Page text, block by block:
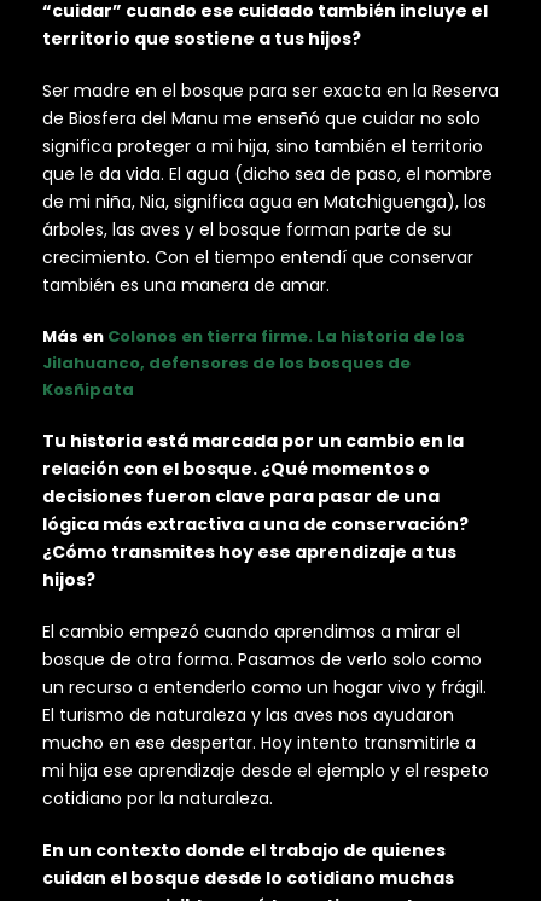
“cuidar” cuando ese cuidado también incluye el
territorio que sostiene a tus hijos?
Ser madre en el bosque para ser exacta en la Reserva
de Biosfera del Manu me enseñó que cuidar no solo
significa proteger a mi hija, sino también el territorio
que le da vida. El agua (dicho sea de paso, el nombre
de mi niña, Nia, significa agua en Matchiguenga), los
árboles, las aves y el bosque forman parte de su
crecimiento. Con el tiempo entendí que conservar
también es una manera de amar.
Más en Colonos en tierra firme. La historia de los
Jilahuanco, defensores de los bosques de
Kosñipata
Tu historia está marcada por un cambio en la
relación con el bosque. ¿Qué momentos o
decisiones fueron clave para pasar de una
lógica más extractiva a una de conservación?
¿Cómo transmites hoy ese aprendizaje a tus
hijos?
El cambio empezó cuando aprendimos a mirar el
bosque de otra forma. Pasamos de verlo solo como
un recurso a entenderlo como un hogar vivo y frágil.
El turismo de naturaleza y las aves nos ayudaron
mucho en ese despertar. Hoy intento transmitirle a
mi hija ese aprendizaje desde el ejemplo y el respeto
cotidiano por la naturaleza.
En un contexto donde el trabajo de quienes
cuidan el bosque desde lo cotidiano muchas